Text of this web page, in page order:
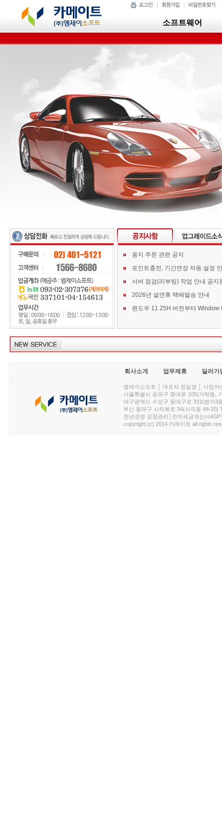
소프트웨어
용지 주문 관련 공지
포인트충전, 기간연장 자동 설정
서버 점검(리부팅) 작업 안내 공지
2026년 설연휴 택배발송 안내
회사소개 업무제휴 딜러가
엠제이소프트 │ 대표자 정일영 │ 사업
서울특별시 송파구 중대로 105(가락동,
대구광역시 수성구 동대구로 331(범어3
부산 동래구 사직북로 34(사직동 48-20)
천년경영 경영관리│전자세금계산서
copyright (c) 2014 카메이트 all rights